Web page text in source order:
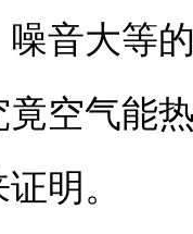
音大等
空气能
明。